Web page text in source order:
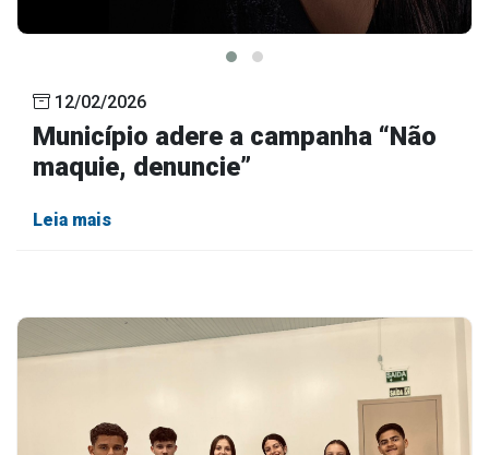
12/02/2026
Município adere a campanha “Não
maquie, denuncie”
Leia mais